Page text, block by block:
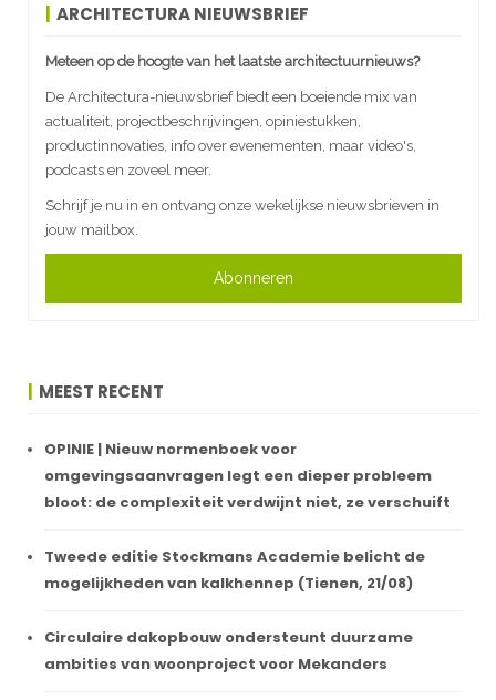
ARCHITECTURA NIEUWSBRIEF
Meteen op de hoogte van het laatste architectuurnieuws?
De Architectura-nieuwsbrief biedt een boeiende mix van
actualiteit, projectbeschrijvingen, opiniestukken,
productinnovaties, info over evenementen, maar video's,
podcasts en zoveel meer.
Schrijf je nu in en ontvang onze wekelijkse nieuwsbrieven in
jouw mailbox.
Abonneren
MEEST RECENT
OPINIE | Nieuw normenboek voor
omgevingsaanvragen legt een dieper probleem
bloot: de complexiteit verdwijnt niet, ze verschuift
Tweede editie Stockmans Academie belicht de
mogelijkheden van kalkhennep (Tienen, 21/08)
Circulaire dakopbouw ondersteunt duurzame
ambities van woonproject voor Mekanders